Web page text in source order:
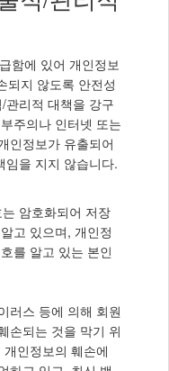
함에 있어 개인정보
되지 않도록 안전성
관리적 대책을 강구
주의나 인터넷 또는
인정보가 유출되어
임을 지지 않습니다.
암호화되어 저장
고 있으며, 개인정
를 알고 있는 본인
러스 등에 의해 회원
손되는 것을 막기 위
인정보의 훼손에